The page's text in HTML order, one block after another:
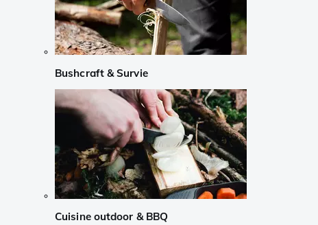
Bushcraft & Survie
Cuisine outdoor & BBQ